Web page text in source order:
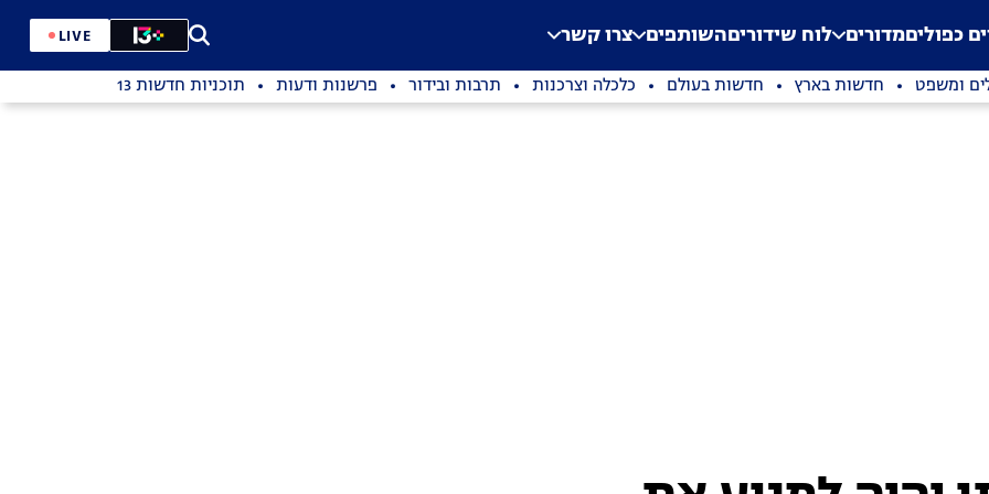
Application error: a
. כפוליםמדורים לוח שידוריםהשותפים צרו קשר LIVE
ומשפט חדשות בארץ חדשות בעולם כלכלה וצרכנות תרבות ובידור פרשנות ודעות תוכניות חדשות 13